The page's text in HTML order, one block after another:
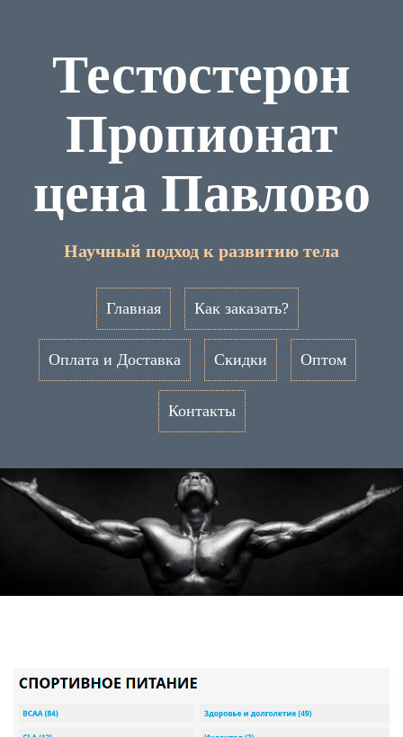
Тестостерон
Пропионат
цена Павлово
Научный подход к развитию тела
Главная Как заказать?
Оплата и Доставка Скидки Оптом
Контакты